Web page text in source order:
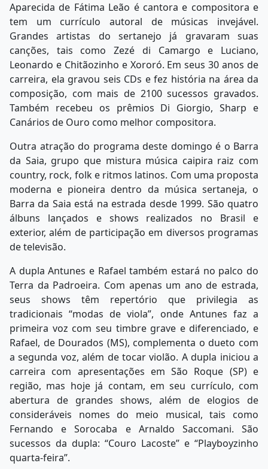
Aparecida de Fátima Leão é cantora e compositora e
tem um currículo autoral de músicas invejável.
Grandes artistas do sertanejo já gravaram suas
canções, tais como Zezé di Camargo e Luciano,
Leonardo e Chitãozinho e Xororó. Em seus 30 anos de
carreira, ela gravou seis CDs e fez história na área da
composição, com mais de 2100 sucessos gravados.
Também recebeu os prêmios Di Giorgio, Sharp e
Canários de Ouro como melhor compositora.
Outra atração do programa deste domingo é o Barra
da Saia, grupo que mistura música caipira raiz com
country, rock, folk e ritmos latinos. Com uma proposta
moderna e pioneira dentro da música sertaneja, o
Barra da Saia está na estrada desde 1999. São quatro
álbuns lançados e shows realizados no Brasil e
exterior, além de participação em diversos programas
de televisão.
A dupla Antunes e Rafael também estará no palco do
Terra da Padroeira. Com apenas um ano de estrada,
seus shows têm repertório que privilegia as
tradicionais “modas de viola”, onde Antunes faz a
primeira voz com seu timbre grave e diferenciado, e
Rafael, de Dourados (MS), complementa o dueto com
a segunda voz, além de tocar violão. A dupla iniciou a
carreira com apresentações em São Roque (SP) e
região, mas hoje já contam, em seu currículo, com
abertura de grandes shows, além de elogios de
consideráveis nomes do meio musical, tais como
Fernando e Sorocaba e Arnaldo Saccomani. São
sucessos da dupla: “Couro Lacoste” e “Playboyzinho
quarta-feira”.